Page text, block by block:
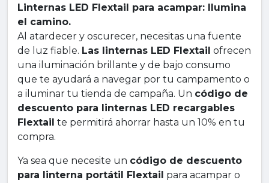
Linternas LED Flextail para acampar: Ilumina
el camino.
Al atardecer y oscurecer, necesitas una fuente
de luz fiable. Las linternas LED Flextail ofrecen
una iluminación brillante y de bajo consumo
que te ayudará a navegar por tu campamento o
a iluminar tu tienda de campaña. Un código de
descuento para linternas LED recargables
Flextail te permitirá ahorrar hasta un 10% en tu
compra.
Ya sea que necesite un código de descuento
para linterna portátil Flextail para acampar o